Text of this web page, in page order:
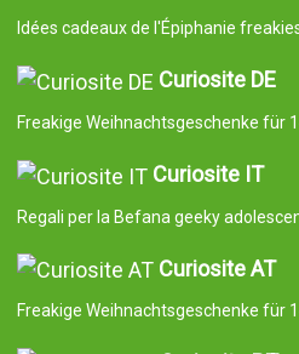
Idées cadeaux de l'Épiphanie
Curiosite DE
Freakige Weihnachtsgeschenke für
Curiosite IT
Regali per la Befana geeky
Curiosite AT
Freakige Weihnachtsgeschenke für